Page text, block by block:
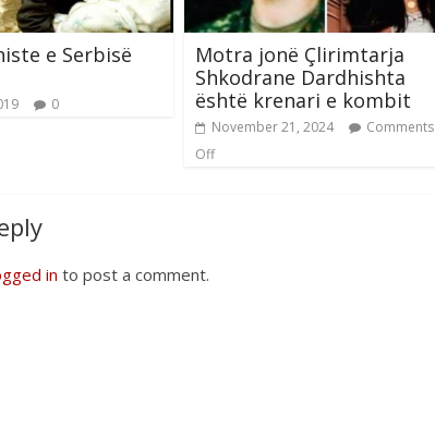
e Serbisë
0
Motra jonë Çlirimtarja
Shkodrane Dardhishta
është krenari e kombit
November 21, 2024
Comments
Off
in to post a comment.